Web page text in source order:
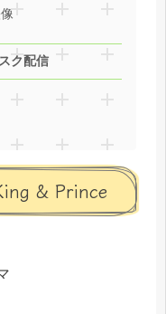
ク配信
& Prince